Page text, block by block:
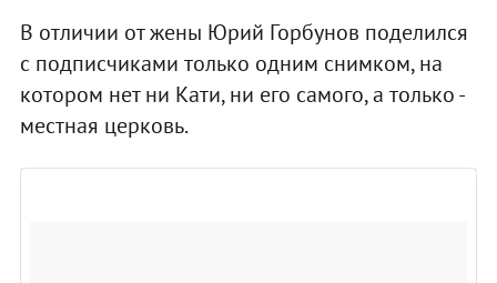
В отличии от жены Юрий Горбунов поделился
с подписчиками только одним снимком, на
котором нет ни Кати, ни его самого, а только -
местная церковь.